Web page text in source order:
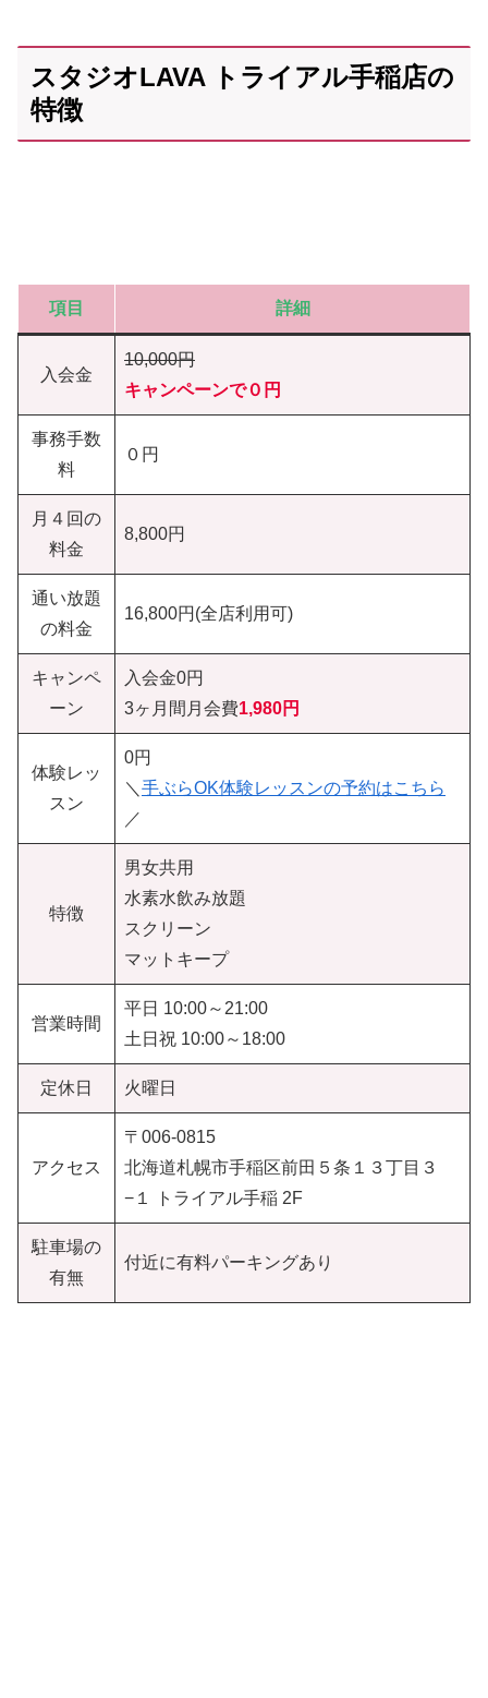
スタジオLAVA トライアル手稲店の
特徴
項目 詳細
入会金
10,000円
キャンペーンで０円
事務手数
料
０円
月４回の
料金
8,800円
通い放題
の料金
16,800円(全店利用可)
キャンペ
ーン
入会金0円
3ヶ月間月会費1,980円
体験レッ
スン
0円
＼ 手ぶらOK体験レッスンの予約はこちら
／
特徴
男女共用
水素水飲み放題
スクリーン
マットキープ
営業時間
平日 10:00～21:00
土日祝 10:00～18:00
定休日 火曜日
アクセス
〒006-0815
北海道札幌市手稲区前田５条１３丁目３
−１ トライアル手稲 2F
駐車場の
有無
付近に有料パーキングあり